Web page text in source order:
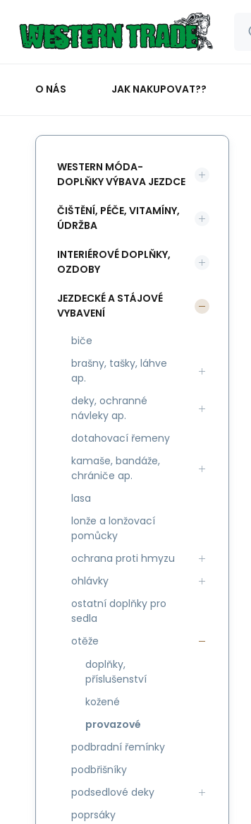
O NÁS JAK NAKUPOVAT??
WESTERN MÓDA-
DOPLŇKY VÝBAVA JEZDCE
ČIŠTĚNÍ, PÉČE, VITAMÍNY,
ÚDRŽBA
INTERIÉROVÉ DOPLŇKY,
OZDOBY
JEZDECKÉ A STÁJOVÉ
VYBAVENÍ
biče
brašny, tašky, láhve
ap.
deky, ochranné
návleky ap.
dotahovací řemeny
kamaše, bandáže,
chrániče ap.
lasa
lonže a lonžovací
pomůcky
ochrana proti hmyzu
ohlávky
ostatní doplňky pro
sedla
otěže
doplňky,
příslušenství
kožené
provazové
podbradní řemínky
podbřišníky
podsedlové deky
poprsáky